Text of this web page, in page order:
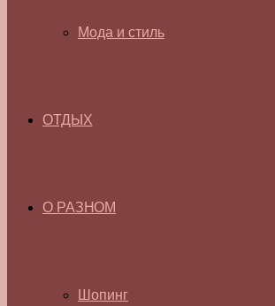
Мода и стиль
ОТДЫХ
О РАЗНОМ
Шопинг